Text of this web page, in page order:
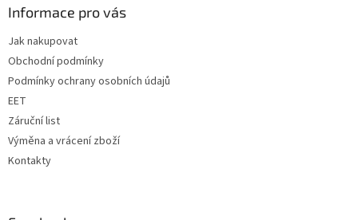
Informace pro vás
Jak nakupovat
Obchodní podmínky
Podmínky ochrany osobních údajů
EET
Záruční list
Výměna a vrácení zboží
Kontakty